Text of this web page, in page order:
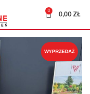
0
0,00ZŁ
WYPRZEDAŻ